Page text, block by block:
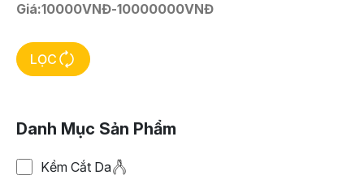
Giá:10000VNĐ-10000000VNĐ
LỌC
Danh Mục Sản Phẩm
Kềm Cắt Da